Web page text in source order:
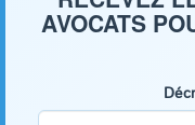
AVOCATS